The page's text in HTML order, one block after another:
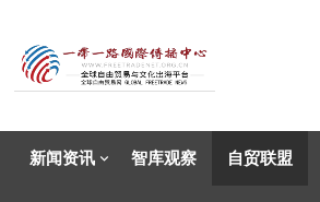
新闻资讯 智库观察 自贸联盟